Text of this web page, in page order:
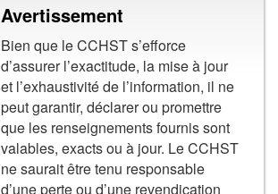
Avertissement
Bien que le CCHST s’efforce
d’assurer l’exactitude, la mise à jour
et l’exhaustivité de l’information, il ne
peut garantir, déclarer ou promettre
que les renseignements fournis sont
valables, exacts ou à jour. Le CCHST
ne saurait être tenu responsable
d’une perte ou d’une revendication